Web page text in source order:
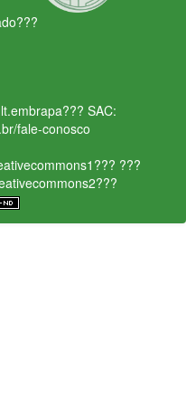
SAC:
fale-conosco
???